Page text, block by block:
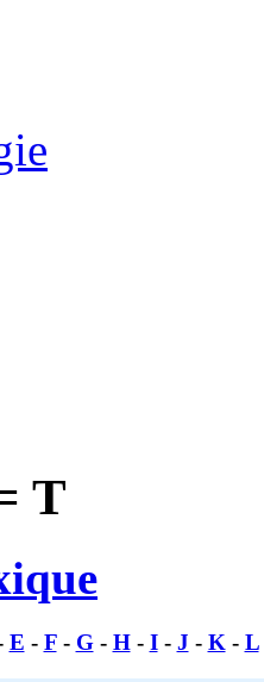
T
E - F- G- H- I- J - K- L